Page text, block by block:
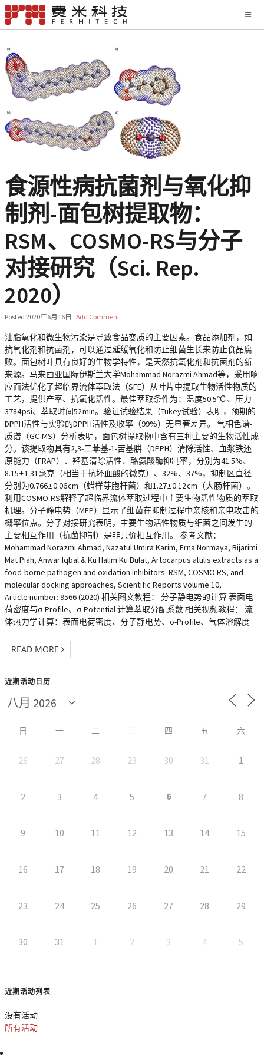
食源性病抗菌剂与氧化抑
制剂-面包树提取物：
RSM、COSMO-RS与分子
对接研究（Sci. Rep.
2020）
Posted 2020年6月16日 · Add Comment
油脂氧化和微生物污染是导致食品变质的主要因素。食品添加剂，如
抗氧化剂和抗菌剂，可以通过延缓氧化和防止细菌生长来防止食品腐
败。面包树叶具有良好的生物学特性，是天然抗氧化剂和抗菌剂的新
来源。马来西亚国际伊斯兰大学Mohammad Norazmi Ahmad等，采用响
应面法优化了超临界流体萃取法（SFE）从叶片中提取生物活性物质的
工艺，提供产率、抗氧化活性。最佳萃取条件为：温度50.5℃、压力
3784 psi、萃取时间52 min。验证试验结果（Tukey试验）表明，预期的
DPPH活性与实验的DPPH活性及收率（99%）无显著差异。 气相色谱-
质谱（GC-MS）分析表明，面包树提取物中含有三种主要的生物活性成
分。该提取物具有2,3-二苯基-1-苦基肼（DPPH）清除活性、血浆铁还
原能力（FRAP）、羟基清除活性、酪氨酸酶抑制率，分别为41.5%、
8.15 ± 1.31毫克（相当于抗坏血酸的微克）、32%、37%，抑制区直径
分别为0.766 ± 0.06 cm（蜡样芽胞杆菌）和1.27 ± 0.12 cm（大肠杆菌）。
利用COSMO-RS解释了超临界流体萃取过程中主要生物活性物质的萃取
机理。分子静电势（MEP）显示了细菌在抑制过程中亲核和亲电攻击的
概率位点。分子对接研究表明，主要生物活性物质与细菌之间发生的
主要相互作用（抗菌抑制）是非共价相互作用。 参考文献：
Mohammad Norazmi Ahmad, Nazatul Umira Karim, Erna Normaya, Bijarimi
Mat Piah, Anwar Iqbal & Ku Halim Ku Bulat, Artocarpus altilis extracts as a
food-borne pathogen and oxidation inhibitors: RSM, COSMO RS, and
molecular docking approaches, Scientific Reports volume 10,
Article number: 9566 (2020) 相关图文教程： 分子静电势的计算 表面电
荷密度与σ-Profile、σ-Potential 计算萃取分配系数 相关视频教程： 流
体热力学计算：表面电荷密度、分子静电势、σ-Profile、气体溶解度
READ MORE
近期活动日历
日 一 二 三 四 五 六
26 27 28 29 30 31 1
2 3 4 5 6 7 8
9 10 11 12 13 14 15
16 17 18 19 20 21 22
23 24 25 26 27 28 29
30 31 1 2 3 4 5
近期活动列表
没有活动
所有活动